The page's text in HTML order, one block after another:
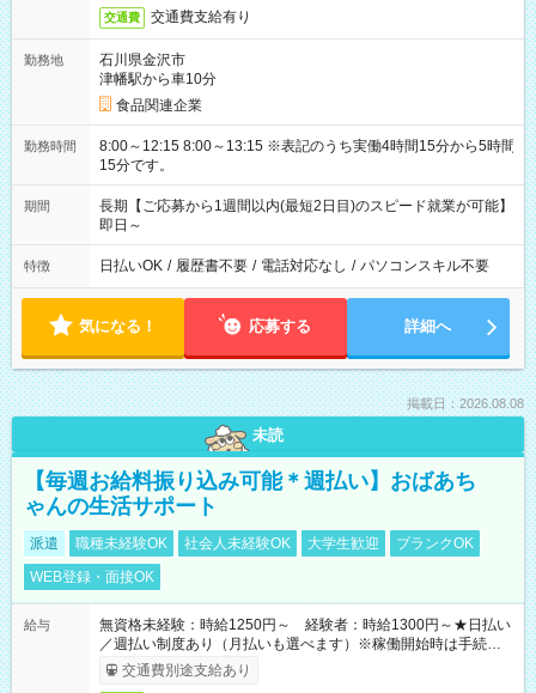
交通費 交通費支給有り
勤務地
石川県金沢市
津幡駅から車10分
食品関連企業
勤務時間
8:00～12:15 8:00～13:15 ※表記のうち実働4時間15分から5時間
15分です。
期間
長期【ご応募から1週間以内(最短2日目)のスピード就業が可能】
即日～
特徴 日払いOK / 履歴書不要 / 電話対応なし / パソコンスキル不要
気になる！ 応募する 詳細へ
掲載日：2026.08.08
未読
【毎週お給料振り込み可能＊週払い】おばあち
ゃんの生活サポート
派遣 職種未経験OK 社会人未経験OK 大学生歓迎
ブランクOK
WEB登録・面接OK
給与
無資格未経験：時給1250円～ 経験者：時給1300円～★日払い
／週払い制度あり（月払いも選べます）※稼働開始時は手続き完
了次第のお支払いとなります。
交通費別途支給あり